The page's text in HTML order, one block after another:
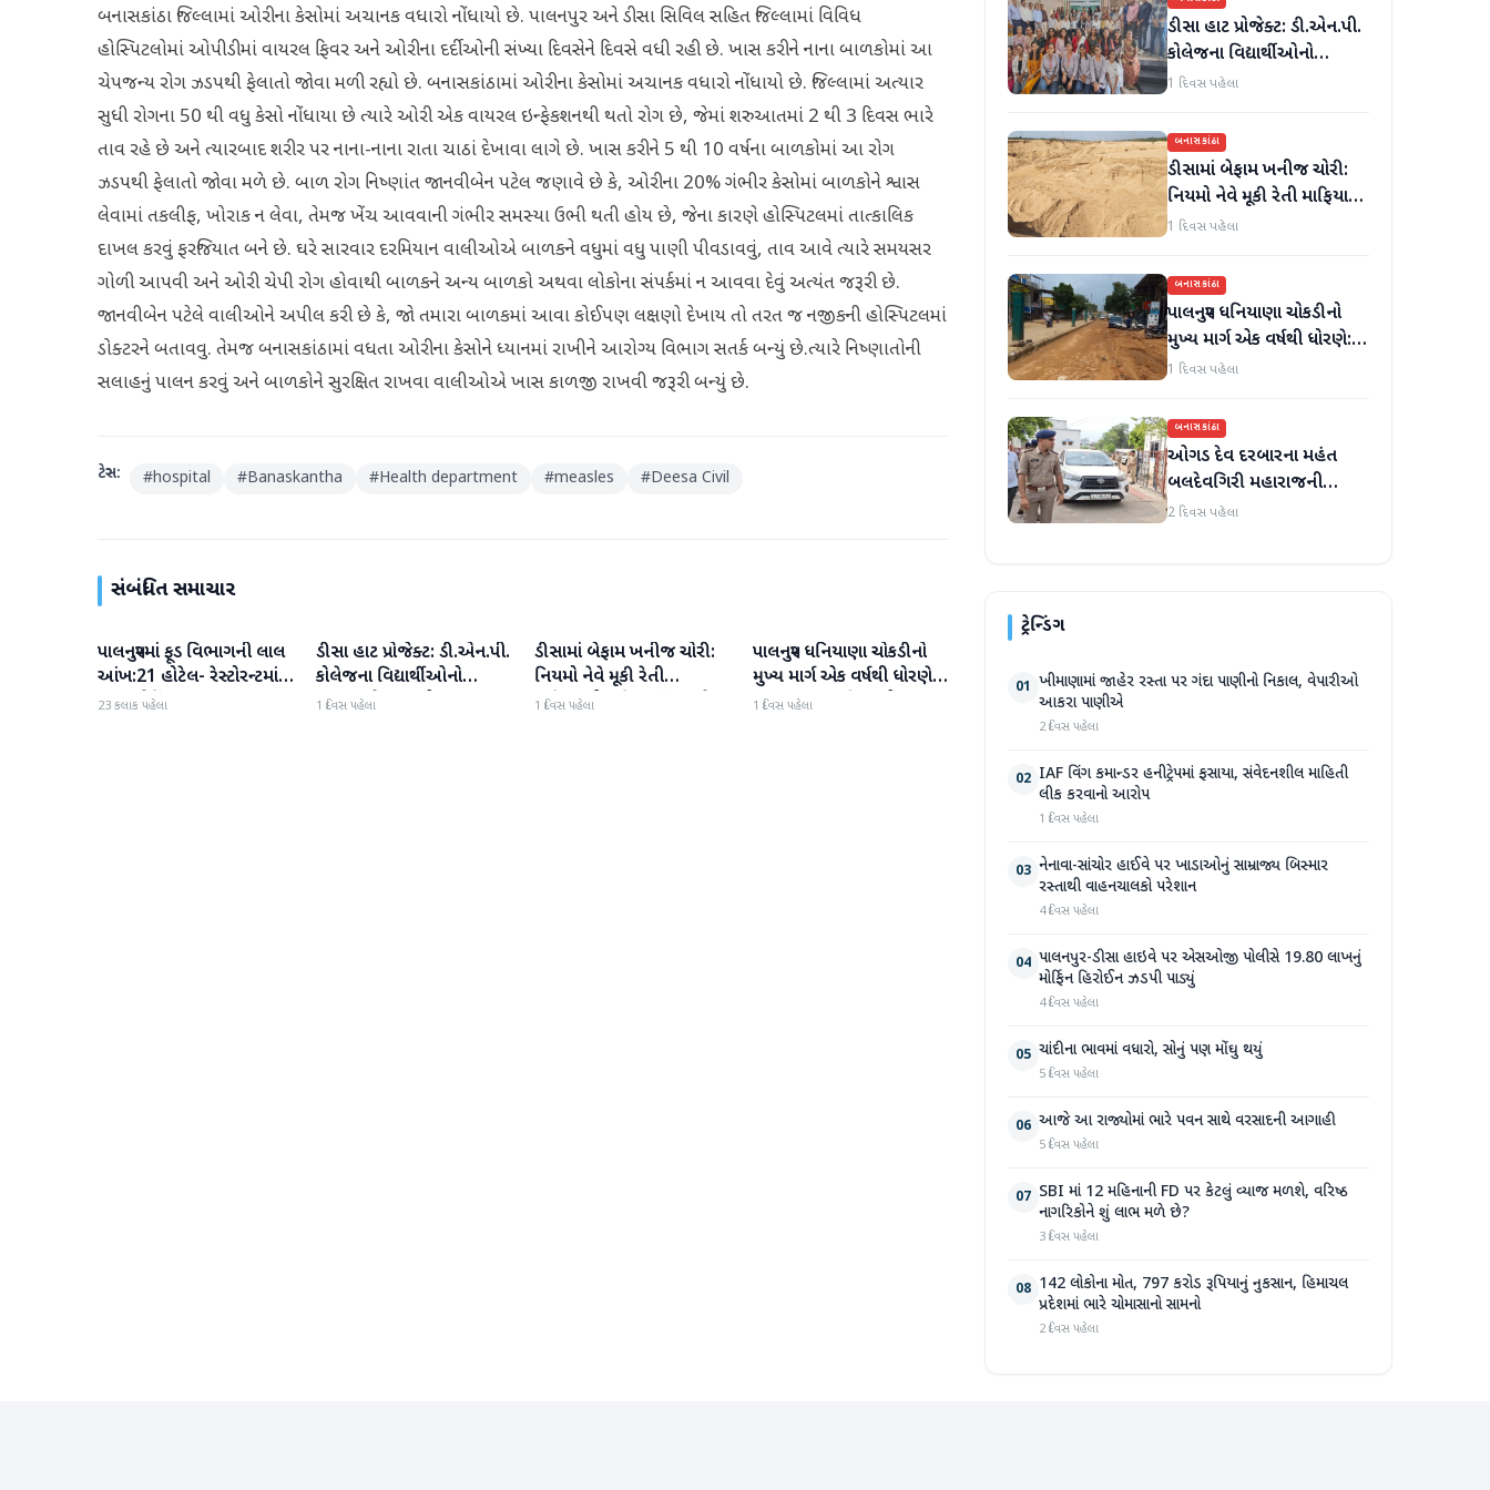
બનાસકાંઠા જિલ્લામાં ઓરીના કેસોમાં અચાનક વધારો નોંધાયો છે. પાલનપુર અને ડીસા સિવિલ સહિત જિલ્લામાં વિવિધ
હોસ્પિટલોમાં ઓપીડીમાં વાયરલ ફિવર અને ઓરીના દર્દીઓની સંખ્યા દિવસેને દિવસે વધી રહી છે. ખાસ કરીને નાના બાળકોમાં આ
ચેપજન્ય રોગ ઝડપથી ફેલાતો જોવા મળી રહ્યો છે. બનાસકાંઠામાં ઓરીના કેસોમાં અચાનક વધારો નોંધાયો છે. જિલ્લામાં અત્યાર
સુધી રોગના 50 થી વધુ કેસો નોંધાયા છે ત્યારે ઓરી એક વાયરલ ઇન્ફેકશનથી થતો રોગ છે, જેમાં શરુઆતમાં 2 થી 3 દિવસ ભારે
તાવ રહે છે અને ત્યારબાદ શરીર પર નાના-નાના રાતા ચાઠાં દેખાવા લાગે છે. ખાસ કરીને 5 થી 10 વર્ષના બાળકોમાં આ રોગ
ઝડપથી ફેલાતો જોવા મળે છે. બાળ રોગ નિષ્ણાંત જાનવીબેન પટેલ જણાવે છે કે, ઓરીના 20% ગંભીર કેસોમાં બાળકોને શ્વાસ
લેવામાં તકલીફ, ખોરાક ન લેવા, તેમજ ખેંચ આવવાની ગંભીર સમસ્યા ઉભી થતી હોય છે, જેના કારણે હોસ્પિટલમાં તાત્કાલિક
દાખલ કરવું ફરજિયાત બને છે. ઘરે સારવાર દરમિયાન વાલીઓએ બાળકને વધુમાં વધુ પાણી પીવડાવવું, તાવ આવે ત્યારે સમયસર
ગોળી આપવી અને ઓરી ચેપી રોગ હોવાથી બાળકને અન્ય બાળકો અથવા લોકોના સંપર્કમાં ન આવવા દેવું અત્યંત જરૂરી છે.
જાનવીબેન પટેલે વાલીઓને અપીલ કરી છે કે, જો તમારા બાળકમાં આવા કોઈપણ લક્ષણો દેખાય તો તરત જ નજીકની હોસ્પિટલમાં
ડોક્ટરને બતાવવુ. તેમજ બનાસકાંઠામાં વધતા ઓરીના કેસોને ધ્યાનમાં રાખીને આરોગ્ય વિભાગ સતર્ક બન્યું છે.ત્યારે નિષ્ણાતોની
સલાહનું પાલન કરવું અને બાળકોને સુરક્ષિત રાખવા વાલીઓએ ખાસ કાળજી રાખવી જરૂરી બન્યું છે.
ટેગ્સ: #hospital #Banaskantha #Health department #measles #Deesa Civil
સંબંધિત સમાચાર
બનાસકાંઠા
પાલનપુરમાં ફૂડ વિભાગની લાલ
આંખ:21 હોટેલ- રેસ્ટોરન્ટમાં
સઘન ચેકિંગ
23 કલાક પહેલા
બનાસકાંઠા
ડીસા હાટ પ્રોજેક્ટ: ડી.એન.પી.
કોલેજના વિદ્યાર્થીઓનો
ઉત્સાહભેર સહયોગ
1 દિવસ પહેલા
બનાસકાંઠા
ડીસામાં બેફામ ખનીજ ચોરી:
નિયમો નેવે મૂકી રેતી
માફિયાઓ સક્રિય, તંત્ર સામે
1 દિવસ પહેલા
બનાસકાંઠા
પાલનપુર ધનિયાણા ચોકડીનો
મુખ્ય માર્ગ એક વર્ષથી ધોરણે:
ગટરલાઇન પછી રસ્તો ન
1 દિવસ પહેલા
ડીસા હાટ પ્રોજેક્ટ: ડી.એન.પી.
કોલેજના વિદ્યાર્થીઓનો
ઉત્સાહભેર સહયોગ
1 દિવસ પહેલા
બનાસકાંઠા
ડીસામાં બેફામ ખનીજ ચોરી:
નિયમો નેવે મૂકી રેતી માફિયાઓ
સક્રિય, તંત્ર સામે સવાલો
1 દિવસ પહેલા
બનાસકાંઠા
પાલનપુર ધનિયાણા ચોકડીનો
મુખ્ય માર્ગ એક વર્ષથી ધોરણે:
ગટરલાઇન પછી રસ્તો ન
1 દિવસ પહેલા
બનાસકાંઠા
ઓગડ દેવ દરબારના મહંત
બલદેવગિરી મહારાજની
અટકાયત બાદ જામીન પર
2 દિવસ પહેલા
ટ્રેન્ડિંગ
01 ખીમાણામાં જાહેર રસ્તા પર ગંદા પાણીનો નિકાલ, વેપારીઓ
આકરા પાણીએ
2 દિવસ પહેલા
02 IAF વિંગ કમાન્ડર હનીટ્રેપમાં ફસાયા, સંવેદનશીલ માહિતી
લીક કરવાનો આરોપ
1 દિવસ પહેલા
03 નેનાવા-સાંચોર હાઈવે પર ખાડાઓનું સામ્રાજ્ય બિસ્માર
રસ્તાથી વાહનચાલકો પરેશાન
4 દિવસ પહેલા
04 પાલનપુર-ડીસા હાઇવે પર એસઓજી પોલીસે 19.80 લાખનું
મોર્ફિન હિરોઈન ઝડપી પાડ્યું
4 દિવસ પહેલા
05 ચાંદીના ભાવમાં વધારો, સોનું પણ મોંઘુ થયું
5 દિવસ પહેલા
06 આજે આ રાજ્યોમાં ભારે પવન સાથે વરસાદની આગાહી
5 દિવસ પહેલા
07 SBI માં 12 મહિનાની FD પર કેટલું વ્યાજ મળશે, વરિષ્ઠ
નાગરિકોને શું લાભ મળે છે?
3 દિવસ પહેલા
08 142 લોકોના મોત, 797 કરોડ રૂપિયાનું નુકસાન, હિમાચલ
પ્રદેશમાં ભારે ચોમાસાનો સામનો
2 દિવસ પહેલા